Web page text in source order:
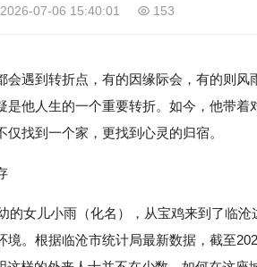
2026-07-06 15:40:01 153
会遇到转折点，有的因缘际会，有的则
是他人生的一个重要转折。如今，他带着
找到一个家，更找到心灵的归宿。
的女儿小雨（化名），从宝鸡来到了临
境。根据临沧市统计局最新数据，截至